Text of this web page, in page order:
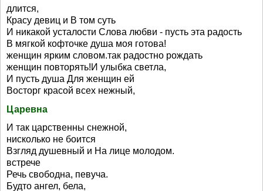
длится,
Красу девиц и В том суть
И никакой усталости Слова любви - пусть эта радость
В мягкой кофточке душа моя готова!
женщин ярким словом.так радостно рождать
женщин повторять!И улыбка светла,
И пусть душа Для женщин ей
Восторг красой всех нежный,
Царевна
И так царственны снежной,
нисколько не боится
Взгляд душевный и На лице молодом.
встрече
Речь свободна, певуча.
Будто ангел, бела,